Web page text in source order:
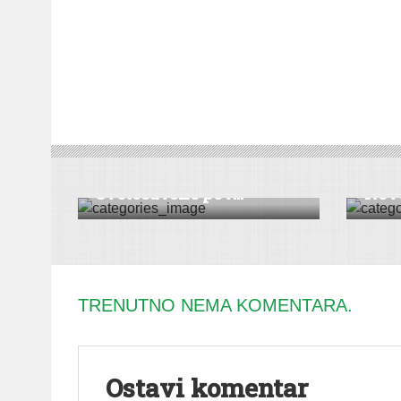
DRUŠTVO|VESTI|SREMSKA MITROVICA
Svetosavske pov...
VESTI|
TRENUTNO NEMA KOMENTARA.
Ostavi komentar